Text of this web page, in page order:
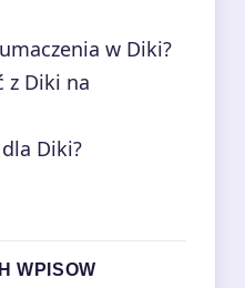
w Diki?
z Diki na
Diki?
WPISOW